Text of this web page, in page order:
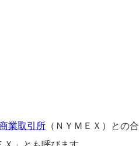
業取引所 （ＮＹＭＥＸ）との